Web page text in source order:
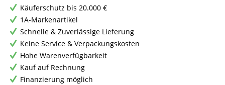
Käuferschutz bis 20.000 €
1A-Markenartikel
Schnelle & Zuverlässige Lieferung
Keine Service & Verpackungskosten
Hohe Warenverfügbarkeit
Kauf auf Rechnung
Finanzierung möglich